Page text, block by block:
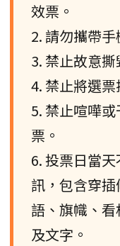
效票。
2. 請勿攜帶
3. 禁止故意撕
4. 禁止將選票
5. 禁止喧嘩
票。
6. 投票日當
訊，包含穿
語、旗幟、
及文字。